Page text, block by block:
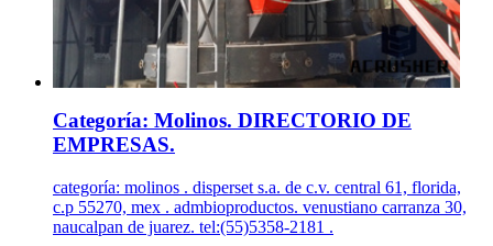
Categoría: Molinos. DIRECTORIO DE
EMPRESAS.
categoría: molinos . disperset s.a. de c.v. central 61, florida,
c.p 55270, mex . admbioproductos. venustiano carranza 30,
naucalpan de juarez. tel:(55)5358-2181 .